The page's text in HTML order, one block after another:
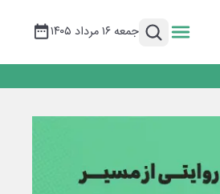
جمعه ۱۶ مرداد ۱۴۰۵